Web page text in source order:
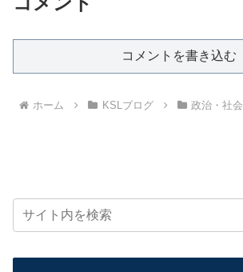
コメントを書き込む
ホーム KSLブログ 政治・社会